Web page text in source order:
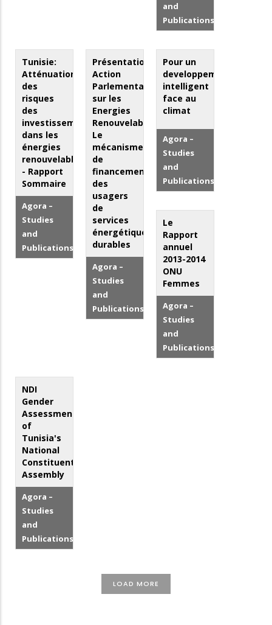
and
Publications
Tunisie:
Atténuation
des
risques
des
investissements
dans les
énergies
renouvelables
- Rapport
Sommaire
Agora –
Studies
and
Publications
Présentation:
Action
Parlementaire
sur les
Energies
Renouvelables:
Le
mécanisme
de
financement
des
usagers
de
services
énergétiques
durables
Agora –
Studies
and
Publications
Pour un
developpement
intelligent
face au
climat
Agora –
Studies
and
Publications
Le
Rapport
annuel
2013-2014
ONU
Femmes
Agora –
Studies
and
Publications
NDI
Gender
Assessment
of
Tunisia's
National
Constituent
Assembly
Agora –
Studies
and
Publications
LOAD MORE